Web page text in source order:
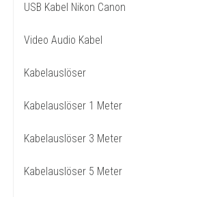
USB Kabel Nikon Canon
Video Audio Kabel
Kabelauslöser
Kabelauslöser 1 Meter
Kabelauslöser 3 Meter
Kabelauslöser 5 Meter